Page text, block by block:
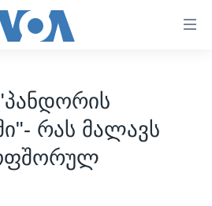
რას მალავს